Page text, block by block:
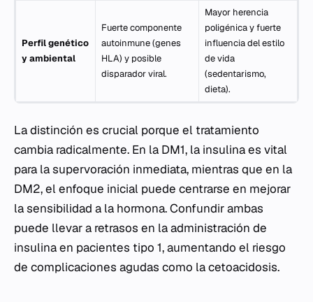
Perfil genético
y ambiental
Fuerte componente
autoinmune (genes
HLA) y posible
disparador viral.
Mayor herencia
poligénica y fuerte
influencia del estilo
de vida
(sedentarismo,
dieta).
La distinción es crucial porque el tratamiento
cambia radicalmente. En la DM1, la insulina es vital
para la supervoración inmediata, mientras que en la
DM2, el enfoque inicial puede centrarse en mejorar
la sensibilidad a la hormona. Confundir ambas
puede llevar a retrasos en la administración de
insulina en pacientes tipo 1, aumentando el riesgo
de complicaciones agudas como la cetoacidosis.